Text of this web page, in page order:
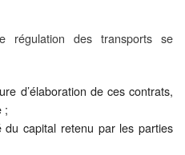
régulation des transports se
d’élaboration de ces contrats,
;
capital retenu par les parties